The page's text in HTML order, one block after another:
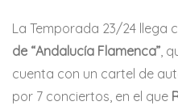
La Temporada 23/24 llega
de “Andalucía Flamenca”,
cuenta con un cartel de
por 7 conciertos, en el que